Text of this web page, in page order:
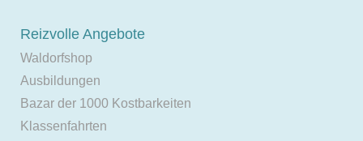
Reizvolle Angebote
Waldorfshop
Ausbildungen
Bazar der 1000 Kostbarkeiten
Klassenfahrten